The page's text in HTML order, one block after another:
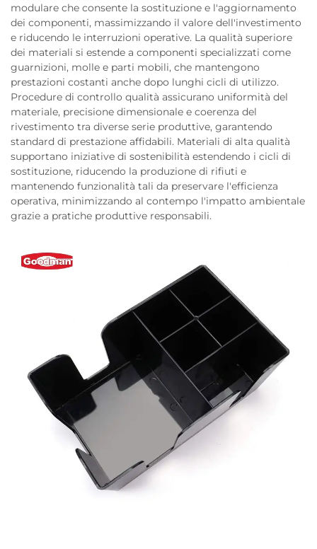
modulare che consente la sostituzione e l'aggiornamento
dei componenti, massimizzando il valore dell'investimento
e riducendo le interruzioni operative. La qualità superiore
dei materiali si estende a componenti specializzati come
guarnizioni, molle e parti mobili, che mantengono
prestazioni costanti anche dopo lunghi cicli di utilizzo.
Procedure di controllo qualità assicurano uniformità del
materiale, precisione dimensionale e coerenza del
rivestimento tra diverse serie produttive, garantendo
standard di prestazione affidabili. Materiali di alta qualità
supportano iniziative di sostenibilità estendendo i cicli di
sostituzione, riducendo la produzione di rifiuti e
mantenendo funzionalità tali da preservare l'efficienza
operativa, minimizzando al contempo l'impatto ambientale
grazie a pratiche produttive responsabili.